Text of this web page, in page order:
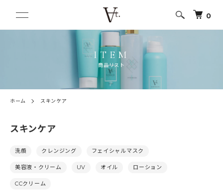
0
ITEM
商品リスト
ホーム スキンケア
スキンケア
カテゴリー一覧
洗顔 クレンジング フェイシャルマスク
美容液・クリーム UV オイル ローション
CCクリーム